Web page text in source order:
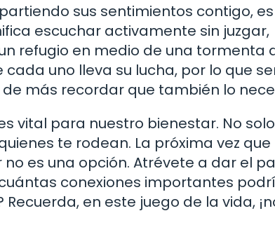
sus sentimientos contigo, es
escuchar activamente sin juzgar,
refugio en medio de una tormenta
uno lleva su lucha, por lo que
más recordar que también lo
vital para nuestro bienestar. No
te rodean. La próxima vez que
es una opción. Atrévete a dar el
conexiones importantes
en este juego de la vida,